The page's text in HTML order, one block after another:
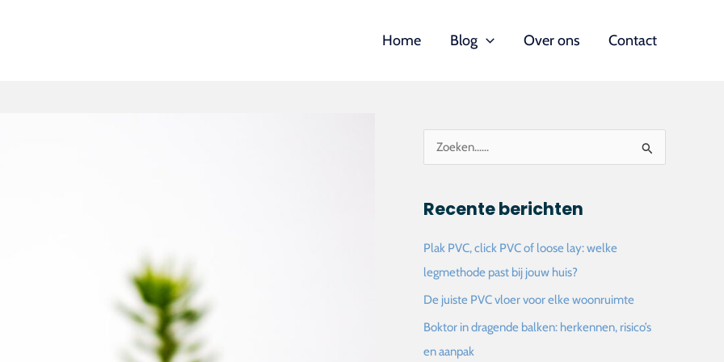
Home Blog Over ons Contact
e
n
a
a
r
Recente berichten
Plak PVC, click PVC of loose lay: welke
legmethode past bij jouw huis?
De juiste PVC vloer voor elke woonruimte
Boktor in dragende balken: herkennen, risico’s
en aanpak